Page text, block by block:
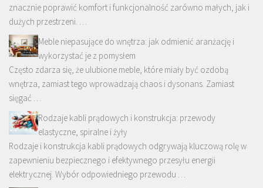
znacznie poprawić komfort i funkcjonalność zarówno małych, jak i
dużych przestrzeni. …
Meble niepasujące do wnętrza: jak odmienić aranżację i
wykorzystać je z pomysłem
Często zdarza się, że ulubione meble, które miały być ozdobą
wnętrza, zamiast tego wprowadzają chaos i dysonans. Zamiast
sięgać …
Rodzaje kabli prądowych i konstrukcja: przewody
elastyczne, spiralne i żyły
Rodzaje i konstrukcja kabli prądowych odgrywają kluczową rolę w
zapewnieniu bezpiecznego i efektywnego przesyłu energii
elektrycznej. Wybór odpowiedniego przewodu …